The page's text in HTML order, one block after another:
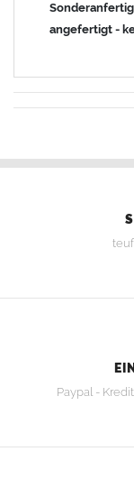
angefertigt -
Paypal -